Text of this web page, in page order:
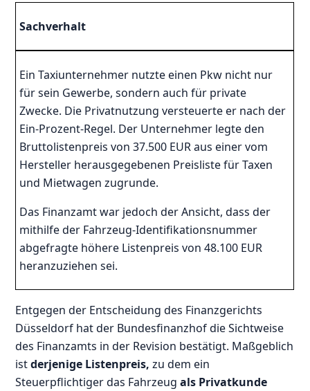
Sachverhalt
Ein Taxiunternehmer nutzte einen Pkw nicht nur
für sein Gewerbe, sondern auch für private
Zwecke. Die Privatnutzung versteuerte er nach der
Ein-Prozent-Regel. Der Unternehmer legte den
Bruttolistenpreis von 37.500 EUR aus einer vom
Hersteller herausgegebenen Preisliste für Taxen
und Mietwagen zugrunde.
Das Finanzamt war jedoch der Ansicht, dass der
mithilfe der Fahrzeug-Identifikationsnummer
abgefragte höhere Listenpreis von 48.100 EUR
heranzuziehen sei.
Entgegen der Entscheidung des Finanzgerichts
Düsseldorf hat der Bundesfinanzhof die Sichtweise
des Finanzamts in der Revision bestätigt. Maßgeblich
istderjenige Listenpreis, zu dem ein
Steuerpflichtiger das Fahrzeug als Privatkunde